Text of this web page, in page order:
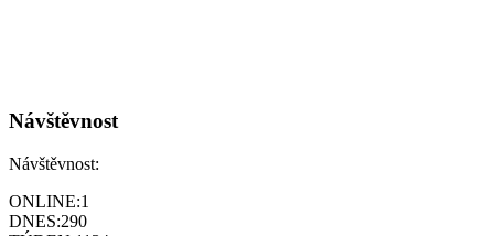
Návštěvnost
Návštěvnost:
ONLINE:1
DNES:290